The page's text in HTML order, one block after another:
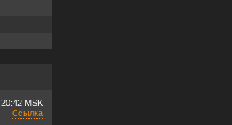
20:42 MSK
Ссылка